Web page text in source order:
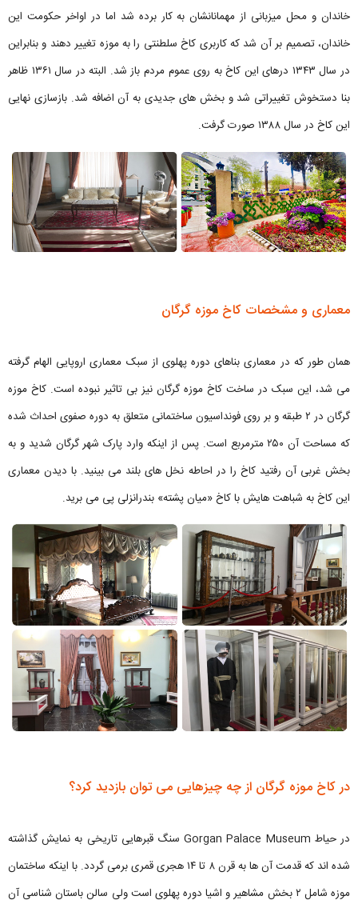
خاندان و محل میزبانی از مهمانانشان به کار برده شد اما در اواخر حکومت این
خاندان، تصمیم بر آن شد که کاربری کاخ سلطنتی را به موزه تغییر دهند و بنابراین
در سال ۱۳۴۳ درهای این کاخ به روی عموم مردم باز شد. البته در سال ۱۳۶۱ ظاهر
بنا دستخوش تغییراتی شد و بخش های جدیدی به آن اضافه شد. بازسازی نهایی
این کاخ در سال ۱۳۸۸ صورت گرفت.
معماری و مشخصات کاخ موزه گرگان
همان طور که در معماری بناهای دوره پهلوی از سبک معماری اروپایی الهام گرفته
می شد، این سبک در ساخت کاخ موزه گرگان نیز بی تاثیر نبوده است. کاخ موزه
گرگان در ۲ طبقه و بر روی فونداسیون ساختمانی متعلق به دوره صفوی احداث شده
که مساحت آن ۲۵۰ مترمربع است. پس از اینکه وارد پارک شهر گرگان شدید و به
بخش غربی آن رفتید کاخ را در احاطه نخل های بلند می بینید. با دیدن معماری
این کاخ به شباهت هایش با کاخ «میان پشته» بندرانزلی پی می برید.
در کاخ موزه گرگان از چه چیزهایی می توان بازدید کرد؟
در حیاط Gorgan Palace Museum سنگ قبرهایی تاریخی به نمایش گذاشته
شده اند که قدمت آن ها به قرن ۸ تا ۱۴ هجری قمری برمی گردد. با اینکه ساختمان
موزه شامل ۲ بخش مشاهیر و اشیا دوره پهلوی است ولی سالن باستان شناسی آن